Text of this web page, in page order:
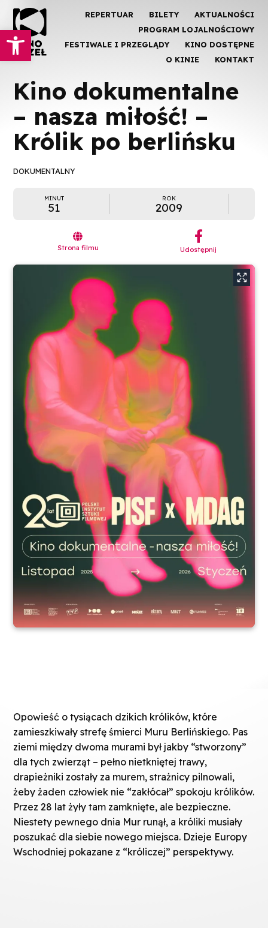
Otwórz pasek narzędzi
REPERTUAR BILETY
AKTUALNOŚCI
PROGRAM LOJALNOŚCIOWY
FESTIWALE I PRZEGLĄDY
KINO DOSTĘPNE
O KINIE
KONTAKT
Kino dokumentalne
– nasza miłość! –
Królik po berlińsku
DOKUMENTALNY
MINUT
51
ROK
2009

Strona filmu
︁
Udostępnij
Opowieść o tysiącach dzikich królików, które
zamieszkiwały strefę śmierci Muru Berlińskiego. Pas
ziemi między dwoma murami był jakby “stworzony”
dla tych zwierząt – pełno nietkniętej trawy,
drapieżniki zostały za murem, strażnicy pilnowali,
żeby żaden człowiek nie “zakłócał” spokoju królików.
Przez 28 lat żyły tam zamknięte, ale bezpieczne.
Niestety pewnego dnia Mur runął, a króliki musiały
poszukać dla siebie nowego miejsca. Dzieje Europy
Wschodniej pokazane z “króliczej” perspektywy.